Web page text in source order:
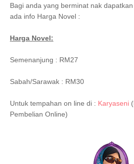
Bagi anda yang berminat nak
ada info Harga Novel :
Harga Novel:
Semenanjung : RM27
Sabah/Sarawak : RM30
Untuk tempahan on line di : Karyaseni
Pembelian Online)